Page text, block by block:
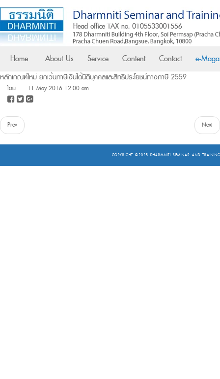
Home About Us Service Content Contact e-
หลักเกณฑ์ใหม่ ยกเว้นภาษีเงินได้นิติบุคคลและสิทธิประโยชน์ทางภาษี 2559
โดย 11 May 2016 12:00 am
Prev Next
COPYRIGHT ©2025 DHARMNITI SEMINAR AND